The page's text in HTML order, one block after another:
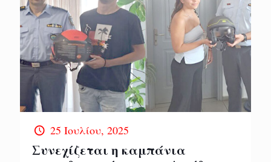
25 Ιουλίου, 2025
Συνεχίζεται η καμπάνια